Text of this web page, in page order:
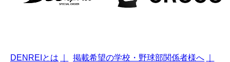
DENREIとは 掲載希望の学校・野球部関係者様へ